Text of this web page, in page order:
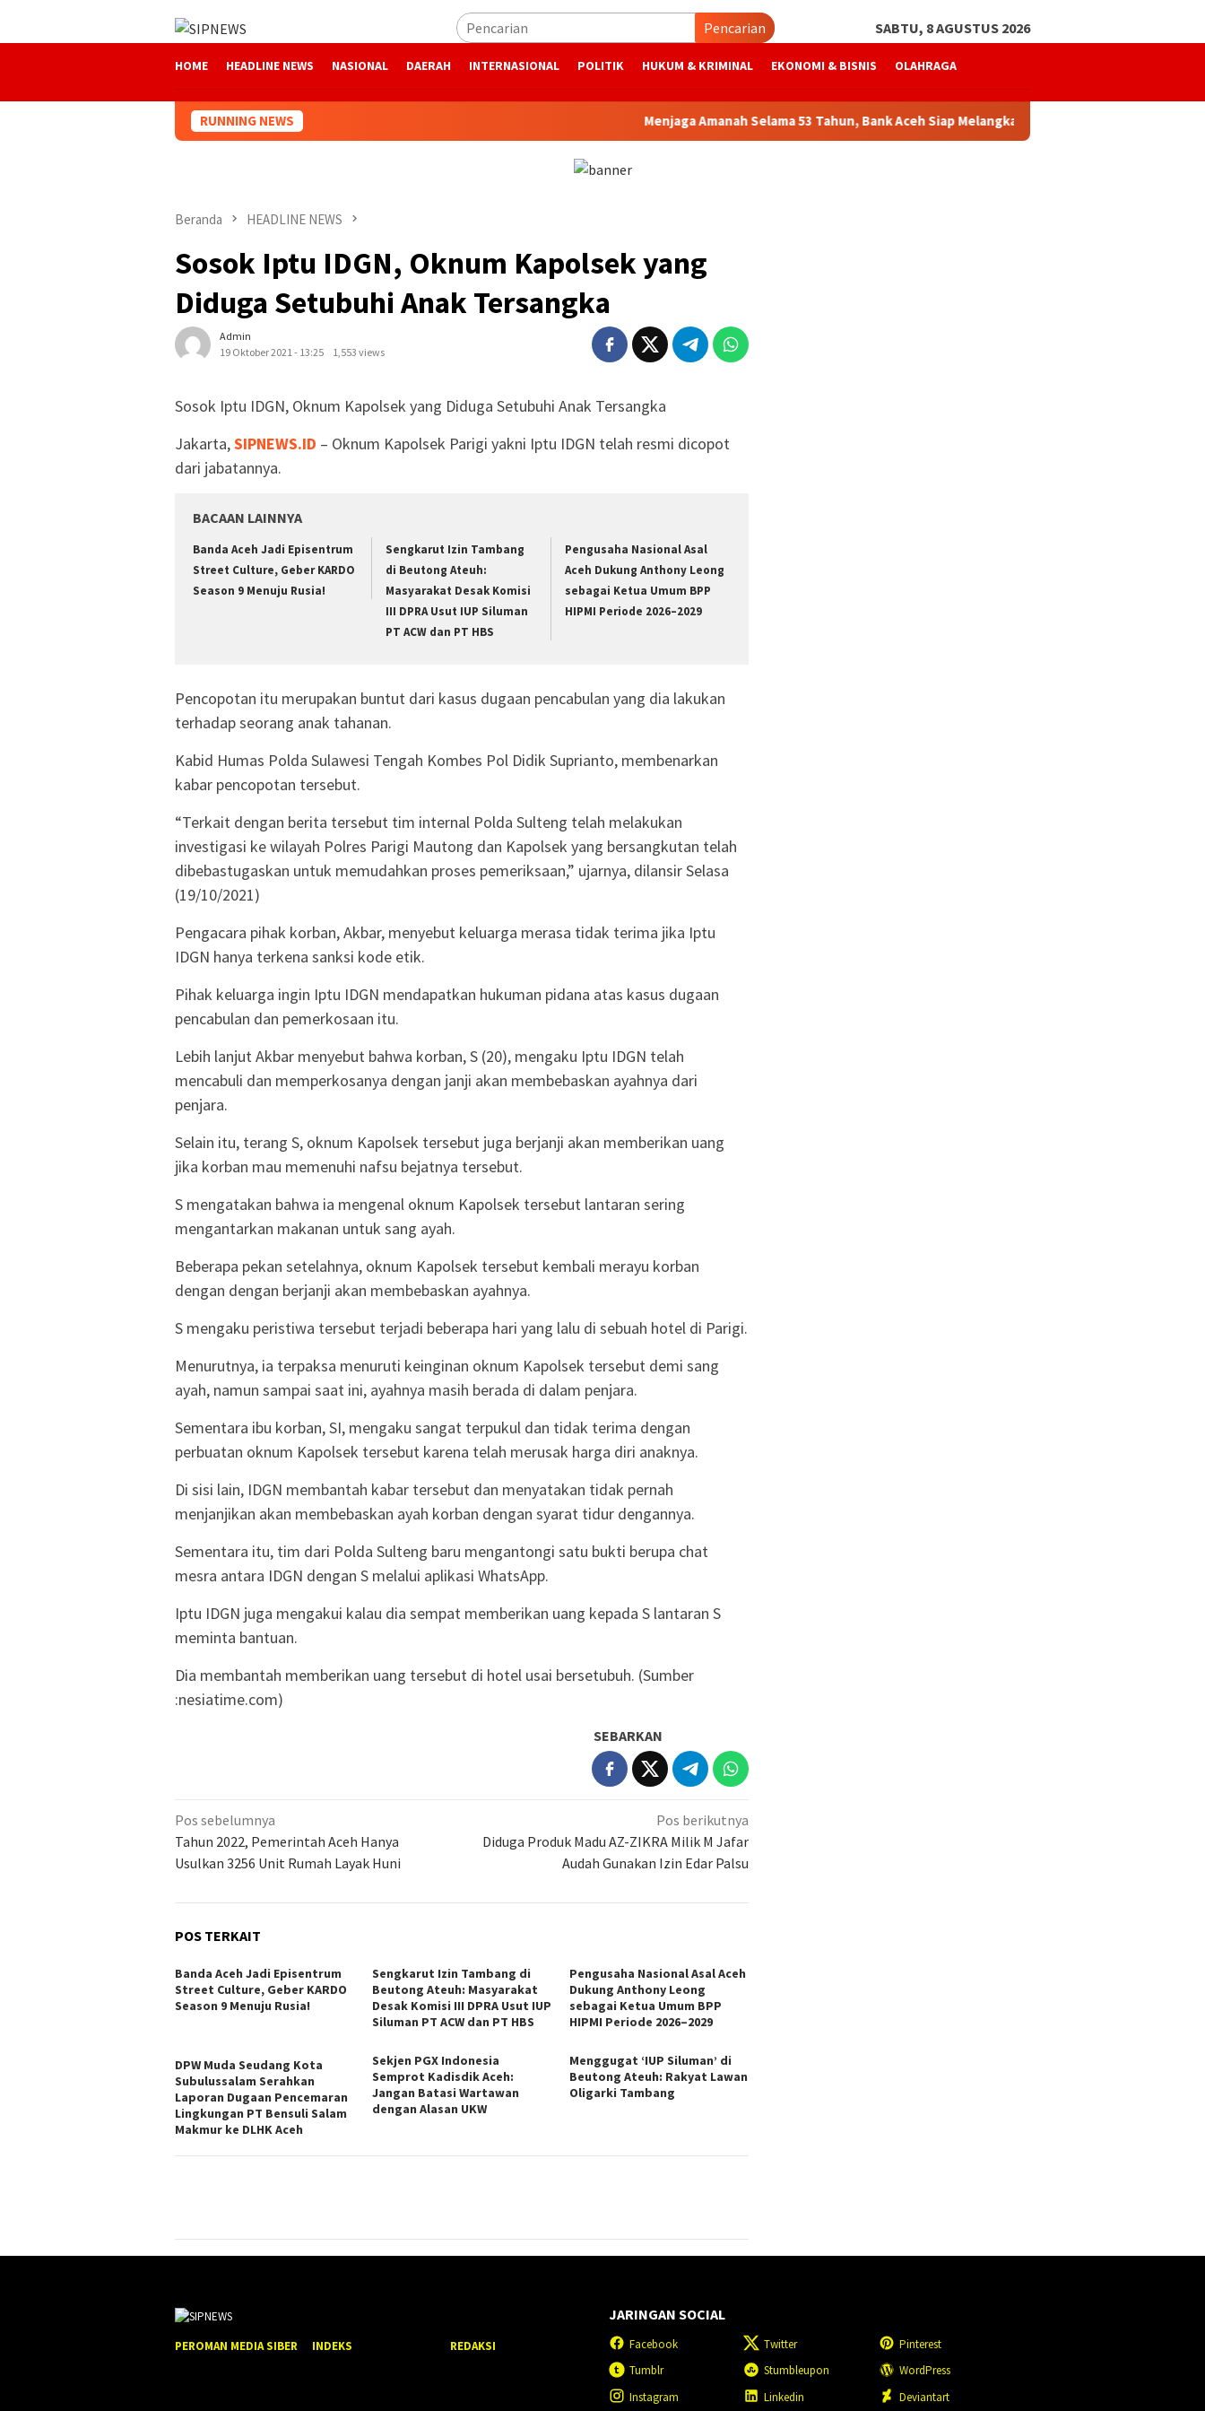
Pencarian SABTU, 8 AGUSTUS 2026
HOME HEADLINE NEWS NASIONAL DAERAH INTERNASIONAL POLITIK HUKUM & KRIMINAL EKONOMI & BISNIS OLAHRAGA
RUNNING NEWS Menjaga Amanah Selama 53 Tahun, Bank Aceh Siap Melangkah Lebih Kuat
Beranda HEADLINE NEWS
Sosok Iptu IDGN, Oknum Kapolsek yang
Diduga Setubuhi Anak Tersangka
Admin
19 Oktober 2021 - 13:25
1,553 views
Sosok Iptu IDGN, Oknum Kapolsek yang Diduga Setubuhi Anak Tersangka
Jakarta,SIPNEWS.ID – Oknum Kapolsek Parigi yakni Iptu IDGN telah resmi dicopot
dari jabatannya.
BACAAN LAINNYA
Banda Aceh Jadi Episentrum
Street Culture, Geber KARDO
Season 9 Menuju Rusia!
Sengkarut Izin Tambang
di Beutong Ateuh:
Masyarakat Desak Komisi
III DPRA Usut IUP Siluman
PT ACW dan PT HBS
Pengusaha Nasional Asal
Aceh Dukung Anthony Leong
sebagai Ketua Umum BPP
HIPMI Periode 2026–2029
Pencopotan itu merupakan buntut dari kasus dugaan pencabulan yang dia lakukan
terhadap seorang anak tahanan.
Kabid Humas Polda Sulawesi Tengah Kombes Pol Didik Suprianto, membenarkan
kabar pencopotan tersebut.
“Terkait dengan berita tersebut tim internal Polda Sulteng telah melakukan
investigasi ke wilayah Polres Parigi Mautong dan Kapolsek yang bersangkutan telah
dibebastugaskan untuk memudahkan proses pemeriksaan,” ujarnya, dilansir Selasa
(19/10/2021)
Pengacara pihak korban, Akbar, menyebut keluarga merasa tidak terima jika Iptu
IDGN hanya terkena sanksi kode etik.
Pihak keluarga ingin Iptu IDGN mendapatkan hukuman pidana atas kasus dugaan
pencabulan dan pemerkosaan itu.
Lebih lanjut Akbar menyebut bahwa korban, S (20), mengaku Iptu IDGN telah
mencabuli dan memperkosanya dengan janji akan membebaskan ayahnya dari
penjara.
Selain itu, terang S, oknum Kapolsek tersebut juga berjanji akan memberikan uang
jika korban mau memenuhi nafsu bejatnya tersebut.
S mengatakan bahwa ia mengenal oknum Kapolsek tersebut lantaran sering
mengantarkan makanan untuk sang ayah.
Beberapa pekan setelahnya, oknum Kapolsek tersebut kembali merayu korban
dengan dengan berjanji akan membebaskan ayahnya.
S mengaku peristiwa tersebut terjadi beberapa hari yang lalu di sebuah hotel di Parigi.
Menurutnya, ia terpaksa menuruti keinginan oknum Kapolsek tersebut demi sang
ayah, namun sampai saat ini, ayahnya masih berada di dalam penjara.
Sementara ibu korban, SI, mengaku sangat terpukul dan tidak terima dengan
perbuatan oknum Kapolsek tersebut karena telah merusak harga diri anaknya.
Di sisi lain, IDGN membantah kabar tersebut dan menyatakan tidak pernah
menjanjikan akan membebaskan ayah korban dengan syarat tidur dengannya.
Sementara itu, tim dari Polda Sulteng baru mengantongi satu bukti berupa chat
mesra antara IDGN dengan S melalui aplikasi WhatsApp.
Iptu IDGN juga mengakui kalau dia sempat memberikan uang kepada S lantaran S
meminta bantuan.
Dia membantah memberikan uang tersebut di hotel usai bersetubuh. (Sumber
:nesiatime.com)
SEBARKAN
Navigasi
pos
Pos sebelumnya
Tahun 2022, Pemerintah Aceh Hanya
Usulkan 3256 Unit Rumah Layak Huni
Pos berikutnya
Diduga Produk Madu AZ-ZIKRA Milik M Jafar
Audah Gunakan Izin Edar Palsu
POS TERKAIT
Banda Aceh Jadi Episentrum
Street Culture, Geber KARDO
Season 9 Menuju Rusia!
Sengkarut Izin Tambang di
Beutong Ateuh: Masyarakat
Desak Komisi III DPRA Usut IUP
Siluman PT ACW dan PT HBS
Pengusaha Nasional Asal Aceh
Dukung Anthony Leong
sebagai Ketua Umum BPP
HIPMI Periode 2026–2029
DPW Muda Seudang Kota
Subulussalam Serahkan
Laporan Dugaan Pencemaran
Lingkungan PT Bensuli Salam
Makmur ke DLHK Aceh
Sekjen PGX Indonesia
Semprot Kadisdik Aceh:
Jangan Batasi Wartawan
dengan Alasan UKW
Menggugat ‘IUP Siluman’ di
Beutong Ateuh: Rakyat Lawan
Oligarki Tambang
PEROMAN MEDIA SIBER INDEKS REDAKSI
JARINGAN SOCIAL
Facebook Twitter
Pinterest
Tumblr
Stumbleupon
WordPress
Instagram
Linkedin Deviantart